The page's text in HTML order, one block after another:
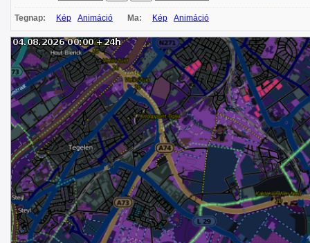
Tegnap: Kép Animáció Ma: Kép Animáció